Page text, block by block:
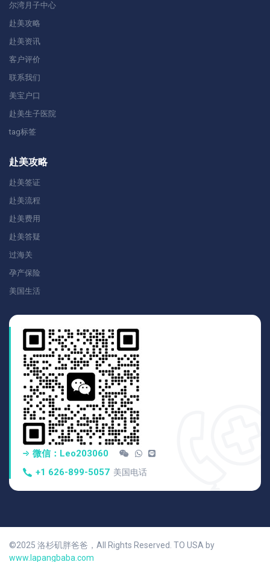
尔湾月子中心
赴美攻略
赴美资讯
客户评价
联系我们
美宝户口
赴美生子医院
tag标签
赴美攻略
赴美签证
赴美流程
赴美费用
赴美答疑
过海关
孕产保险
美国生活
微信：Leo203060
+1 626-899-5057 美国电话
©2025 洛杉矶胖爸爸，All Rights Reserved. TO USA by
www.lapangbaba.com